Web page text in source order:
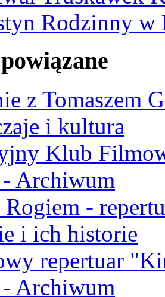
Rodzinny w
z Tomaszem
i kultura
Klub
Archiwum
-
i ich historie
repertuar
Archiwum